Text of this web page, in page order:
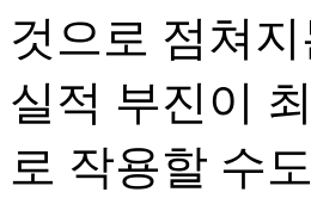
것으로 점쳐
실적 부진이
로 작용할 수